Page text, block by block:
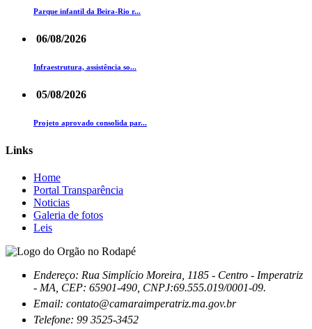
Parque infantil da Beira-Rio r...
06/08/2026
Infraestrutura, assistência so...
05/08/2026
Projeto aprovado consolida par...
Links
Home
Portal Transparência
Noticias
Galeria de fotos
Leis
Endereço: Rua Simplício Moreira, 1185 - Centro - Imperatriz
- MA, CEP: 65901-490, CNPJ:69.555.019/0001-09.
Email: contato@camaraimperatriz.ma.gov.br
Telefone: 99 3525-3452